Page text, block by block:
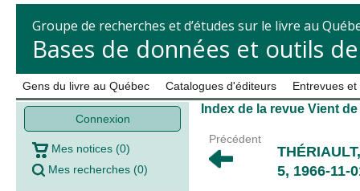
Groupe de recherches et d’études sur le livre au
Bases de données et outils
Gens du livre au Québec Catalogues d'éditeurs Entrevues
Connexion
Mes notices (0)
Mes recherches (0)
Index de la revue Vient
Précédent
5, 1966-11-